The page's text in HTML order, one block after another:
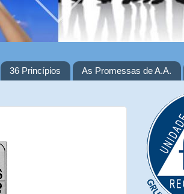
36 Princípios As Promessas de A.A.